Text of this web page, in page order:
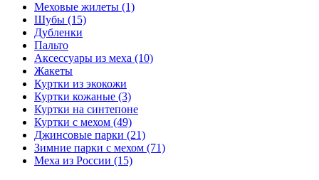
Меховые жилеты (1)
Шубы (15)
Дубленки
Пальто
Аксессуары из меха (10)
Жакеты
Куртки из экокожи
Куртки кожаные (3)
Куртки на синтепоне
Куртки с мехом (49)
Джинсовые парки (21)
Зимние парки с мехом (71)
Меха из России (15)